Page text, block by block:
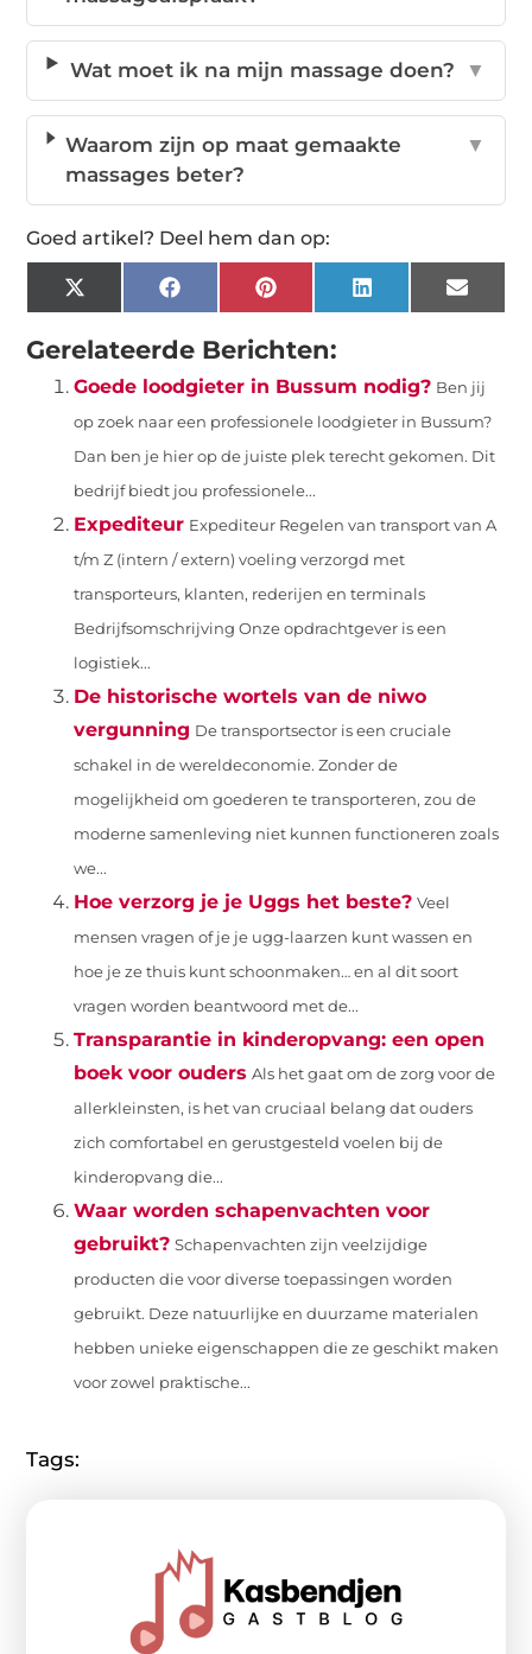
Wat moet ik na mijn massage doen? ▼
Waarom zijn op maat gemaakte
massages beter?
▼
Goed artikel? Deel hem dan op:
X
(Twitter)
FacebookPinterestLinkedInEmail
Gerelateerde Berichten:
Goede loodgieter in Bussum nodig? Ben jij
op zoek naar een professionele loodgieter in Bussum?
Dan ben je hier op de juiste plek terecht gekomen. Dit
bedrijf biedt jou professionele...
Expediteur Expediteur Regelen van transport van A
t/m Z (intern / extern) voeling verzorgd met
transporteurs, klanten, rederijen en terminals
Bedrijfsomschrijving Onze opdrachtgever is een
logistiek...
De historische wortels van de niwo
vergunning De transportsector is een cruciale
schakel in de wereldeconomie. Zonder de
mogelijkheid om goederen te transporteren, zou de
moderne samenleving niet kunnen functioneren zoals
we...
Hoe verzorg je je Uggs het beste? Veel
mensen vragen of je je ugg-laarzen kunt wassen en
hoe je ze thuis kunt schoonmaken… en al dit soort
vragen worden beantwoord met de...
Transparantie in kinderopvang: een open
boek voor ouders Als het gaat om de zorg voor de
allerkleinsten, is het van cruciaal belang dat ouders
zich comfortabel en gerustgesteld voelen bij de
kinderopvang die...
Waar worden schapenvachten voor
gebruikt? Schapenvachten zijn veelzijdige
producten die voor diverse toepassingen worden
gebruikt. Deze natuurlijke en duurzame materialen
hebben unieke eigenschappen die ze geschikt maken
voor zowel praktische...
Tags: